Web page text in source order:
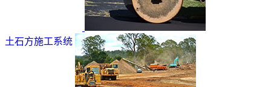
土石方施工系统